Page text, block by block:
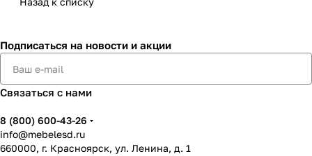
Подписаться на новости и акции
Связаться с нами
8 (800) 600-43-26
info@mebelesd.ru
660000, г. Красноярск, ул. Ленина, д. 1